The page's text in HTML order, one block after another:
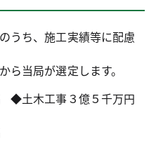
うち、施工実績等に配慮
当局が選定します。
◆土木工事３億５千万円